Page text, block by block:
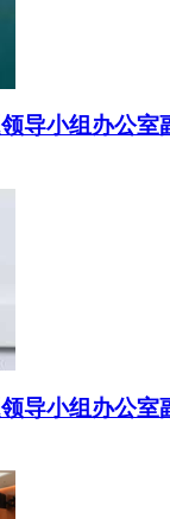
导小组办公室
导小组办公室